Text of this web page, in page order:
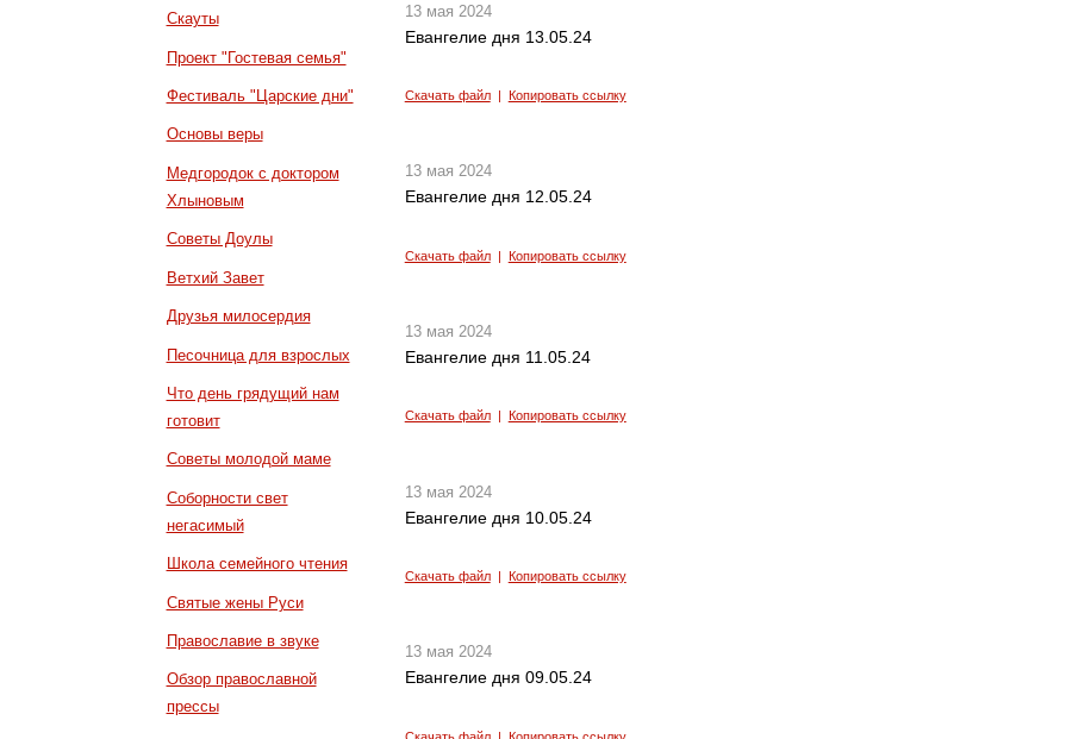
Скауты
Проект "Гостевая семья"
Фестиваль "Царские дни"
Основы веры
Медгородок с доктором
Хлыновым
Советы Доулы
Ветхий Завет
Друзья милосердия
Песочница для взрослых
Что день грядущий нам
готовит
Советы молодой маме
Соборности свет
негасимый
Школа семейного чтения
Святые жены Руси
Православие в звуке
Обзор православной
прессы
13 мая 2024
Евангелие дня 13.05.24
Скачать файл| Копировать ссылку
13 мая 2024
Евангелие дня 12.05.24
Скачать файл| Копировать ссылку
13 мая 2024
Евангелие дня 11.05.24
Скачать файл| Копировать ссылку
13 мая 2024
Евангелие дня 10.05.24
Скачать файл| Копировать ссылку
13 мая 2024
Евангелие дня 09.05.24
Скачать файл| Копировать ссылку